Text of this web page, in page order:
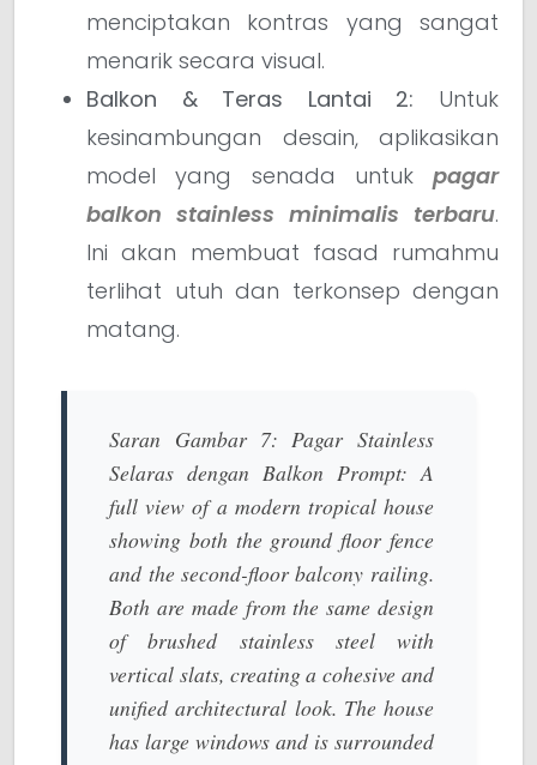
menciptakan kontras yang sangat
menarik secara visual.
Balkon & Teras Lantai 2: Untuk
kesinambungan desain, aplikasikan
model yang senada untuk pagar
balkon stainless minimalis terbaru.
Ini akan membuat fasad rumahmu
terlihat utuh dan terkonsep dengan
matang.
Saran Gambar 7: Pagar Stainless
Selaras dengan Balkon Prompt: A
full view of a modern tropical house
showing both the ground floor fence
and the second-floor balcony railing.
Both are made from the same design
of brushed stainless steel with
vertical slats, creating a cohesive and
unified architectural look. The house
has large windows and is surrounded